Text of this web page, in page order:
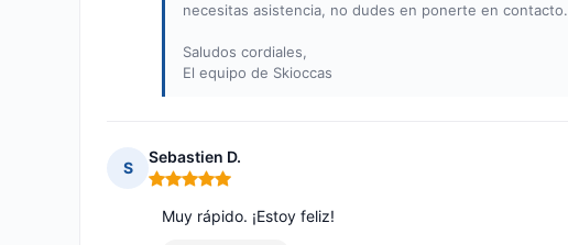
necesitas asistencia, no dudes en ponerte en contacto.
Saludos cordiales,
El equipo de Skioccas
S
Sebastien D.
Nota: 5 de 5
Muy rápido. ¡Estoy feliz!